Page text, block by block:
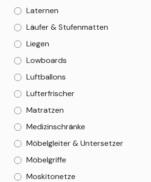
Laternen
Läufer & Stufenmatten
Liegen
Lowboards
Luftballons
Lufterfrischer
Matratzen
Medizinschränke
Möbelgleiter & Untersetzer
Möbelgriffe
Moskitonetze